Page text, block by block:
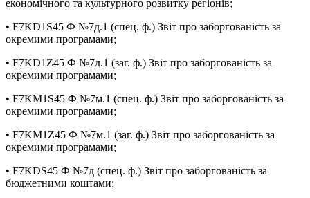
економічного та культурного розвитку регіонів;
• F7KD1S45 Ф №7д.1 (спец. ф.) Звіт про заборгованість за
окремими програмами;
• F7KD1Z45 Ф №7д.1 (заг. ф.) Звіт про заборгованість за
окремими програмами;
• F7KM1S45 Ф №7м.1 (спец. ф.) Звіт про заборгованість за
окремими програмами;
• F7KM1Z45 Ф №7м.1 (заг. ф.) Звіт про заборгованість за
окремими програмами;
• F7KDS45 Ф №7д (спец. ф.) Звіт про заборгованість за
бюджетними коштами;